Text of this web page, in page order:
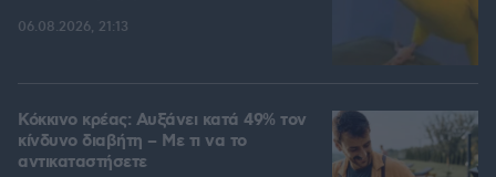
06.08.2026, 21:13
Κόκκινο κρέας: Αυξάνει κατά 49% τον
κίνδυνο διαβήτη – Με τι να το
αντικαταστήσετε